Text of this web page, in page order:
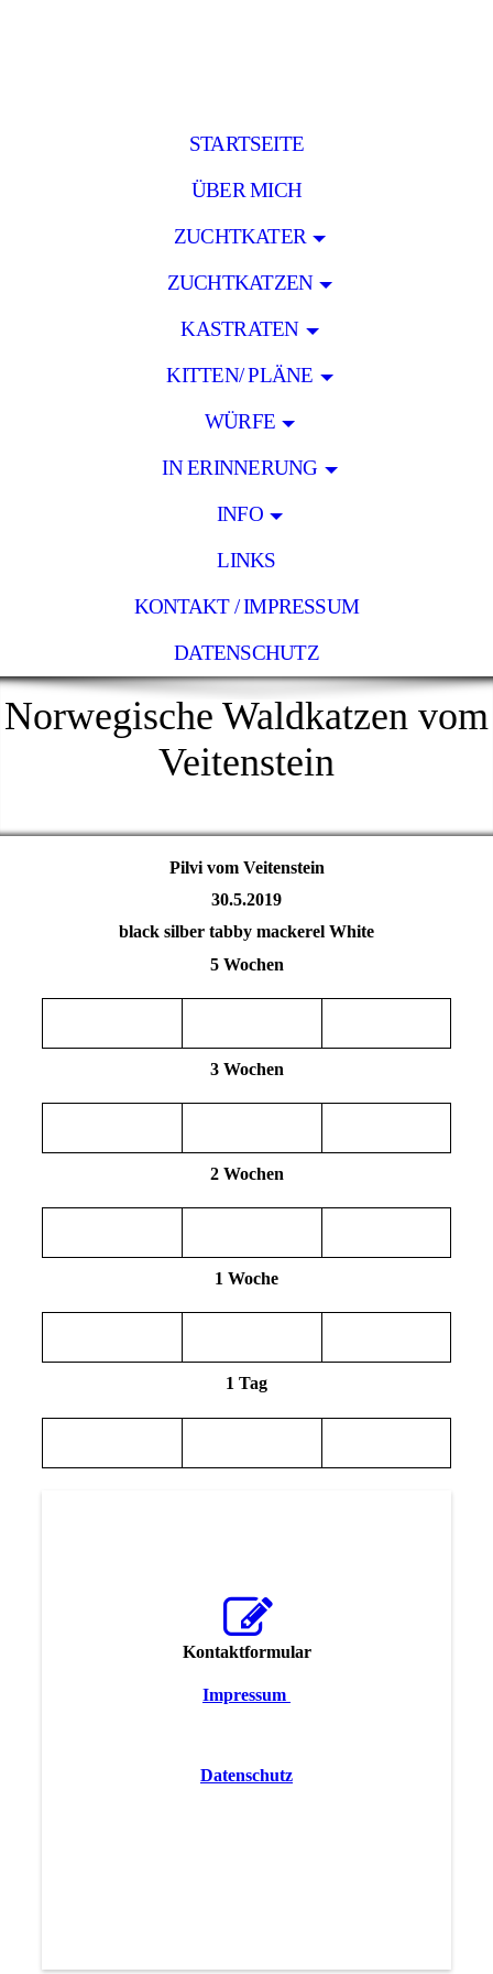
STARTSEITE
ÜBER MICH
ZUCHTKATER
ZUCHTKATZEN
KASTRATEN
KITTEN/ PLÄNE
WÜRFE
IN ERINNERUNG
INFO
LINKS
KONTAKT / IMPRESSUM
DATENSCHUTZ
Norwegische Waldkatzen vom
Veitenstein
Pilvi vom Veitenstein
30.5.2019
black silber tabby mackerel White
5 Wochen
3 Wochen
2 Wochen
1 Woche
1 Tag
Kontaktformular
Impressum
Datenschutz